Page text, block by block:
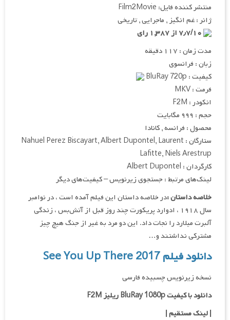
منتشر کننده فایل: Film2Movie
ژانر : غم انگیز , ماجرایی , تاریخی
مدت زمان : ۱۱۷ دقیقه
زبان : فرانسوی
کیفیت : BluRay 720p
فرمت : MKV
انکودر : F2M
حجم : ۹۹۹ مگابایت
محصول : فرانسه , کانادا
ستارگان : Nahuel Perez Biscayart, Albert Dupontel, Laurent
Lafitte, Niels Arestrup
کارگردان : Albert Dupontel
لینک‌های مرتبط : جستجوی زیرنویس – کیفیت‌های دیگر
خلاصه داستان :در خلاصه داستان این فیلم آمده است ، در نوامبر
سال ۱۹۱۸ ، ادوارد پریکورت چند روز قبل از آتش‌بس ، زندگی
آلبرت میلارد را نجات داد. این دو مرد به غیر از جنگ هیچ چیز
مشترکی نداشتند و…
دانلود فیلم See You Up There 2017
نسخه زیرنویس چسبیده فارسی
دانلود با کیفیت BluRay 1080p ریلیز F2M
|لینک مستقیم|